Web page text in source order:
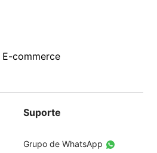
E-commerce
Suporte
Grupo de WhatsApp